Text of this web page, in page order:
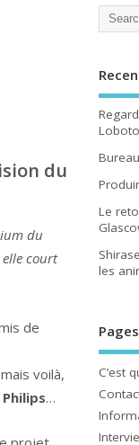
du
du
court
de
voilà,
Philips…
Le
les
Pages
C’est